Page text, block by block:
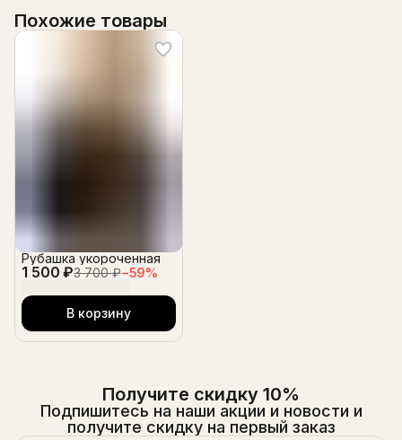
Похожие товары
1 500 ₽3 700 ₽−59%
Рубашка укороченная
В корзину
Получите скидку 10%
Подпишитесь на наши акции и новости и
получите скидку на первый заказ